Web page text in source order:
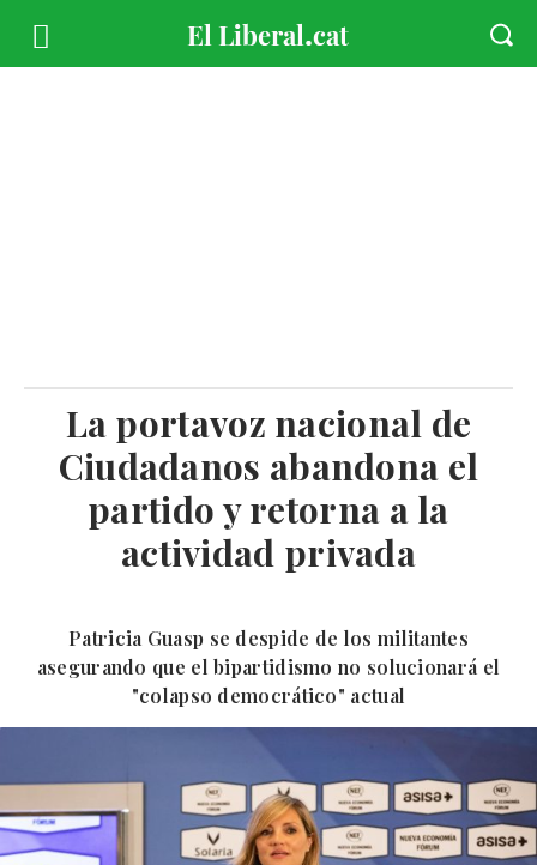
La portavoz nacional de
Ciudadanos abandona el
partido y retorna a la
actividad privada
Patricia Guasp se despide de los militantes
asegurando que el bipartidismo no solucionará el
"colapso democrático" actual